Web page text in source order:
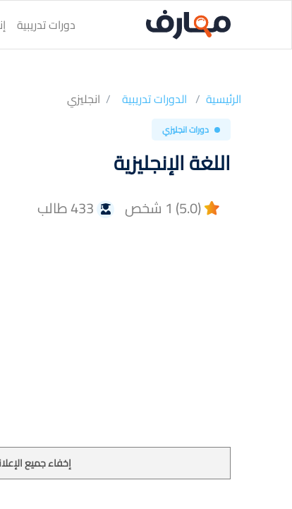
دورات تدريبية
الرئيسية الدورات تدريبية انجليزي
دورات انجليزي
اللغة الإنجليزية
(5.0) 1 شخص 433 طالب
إخفاء جميع